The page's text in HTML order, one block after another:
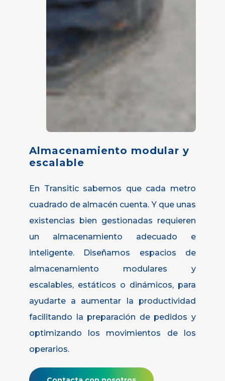
Almacenamiento modular y
escalable
En Transitic sabemos que cada metro
cuadrado de almacén cuenta. Y que unas
existencias bien gestionadas requieren
un almacenamiento adecuado e
inteligente. Diseñamos espacios de
almacenamiento modulares y
escalables, estáticos o dinámicos, para
ayudarte a aumentar la productividad
facilitando la preparación de pedidos y
optimizando los movimientos de los
operarios.